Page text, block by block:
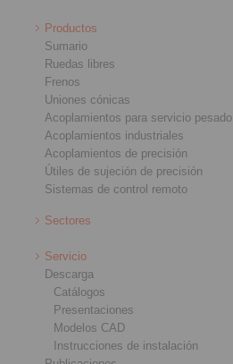
Productos
Sumario
Ruedas libres
Frenos
Uniones cónicas
Acoplamientos para servicio pesado
Acoplamientos industriales
Acoplamientos de precisión
Útiles de sujeción de precisión
Sistemas de control remoto
Sectores
Servicio
Descarga
Catálogos
Presentaciones
Modelos CAD
Instrucciones de instalación